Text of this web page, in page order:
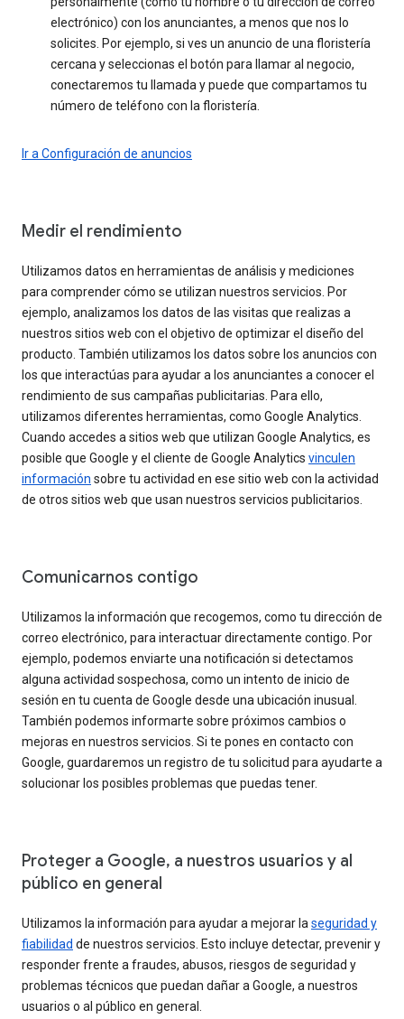
electrónico) con los anunciantes, a menos que nos lo
solicites. Por ejemplo, si ves un anuncio de una floristería
cercana y seleccionas el botón para llamar al negocio,
conectaremos tu llamada y puede que compartamos tu
número de teléfono con la floristería.
Ir a Configuración de anuncios
Medir el rendimiento
Utilizamos datos en herramientas de análisis y mediciones
para comprender cómo se utilizan nuestros servicios. Por
ejemplo, analizamos los datos de las visitas que realizas a
nuestros sitios web con el objetivo de optimizar el diseño del
producto. También utilizamos los datos sobre los anuncios con
los que interactúas para ayudar a los anunciantes a conocer el
rendimiento de sus campañas publicitarias. Para ello,
utilizamos diferentes herramientas, como Google Analytics.
Cuando accedes a sitios web que utilizan Google Analytics, es
posible que Google y el cliente de Google Analytics vinculen
información sobre tu actividad en ese sitio web con la actividad
de otros sitios web que usan nuestros servicios publicitarios.
Comunicarnos contigo
Utilizamos la información que recogemos, como tu dirección de
correo electrónico, para interactuar directamente contigo. Por
ejemplo, podemos enviarte una notificación si detectamos
alguna actividad sospechosa, como un intento de inicio de
sesión en tu cuenta de Google desde una ubicación inusual.
También podemos informarte sobre próximos cambios o
mejoras en nuestros servicios. Si te pones en contacto con
Google, guardaremos un registro de tu solicitud para ayudarte a
solucionar los posibles problemas que puedas tener.
Proteger a Google, a nuestros usuarios y al
público en general
Utilizamos la información para ayudar a mejorar la seguridad y
fiabilidad de nuestros servicios. Esto incluye detectar, prevenir y
responder frente a fraudes, abusos, riesgos de seguridad y
problemas técnicos que puedan dañar a Google, a nuestros
usuarios o al público en general.